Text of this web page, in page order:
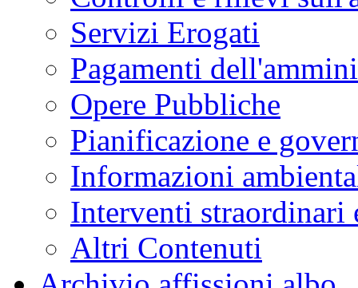
Servizi Erogati
Pagamenti
Opere Pubbliche
Pianificazione e
Informazioni
Interventi straordinari
Altri Contenuti